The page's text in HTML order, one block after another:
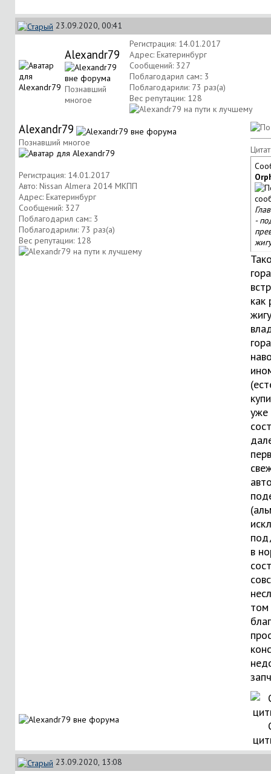
23.09.2020, 00:41
Alexandr79
Познавший
многое
Регистрация: 14.01.2017
Адрес: Екатеринбург
Сообщений: 327
Поблагодарил сам:: 3
Поблагодарили: 73 раз(а)
Вес репутации: 128
Alexandr79
Познавший многое
Регистрация: 14.01.2017
Авто: Nissan Almera 2014 МКПП
Адрес: Екатеринбург
Сообщений: 327
Поблагодарил сам:: 3
Поблагодарили: 73 раз(а)
Вес репутации: 128
-
как
уже
в
том
23.09.2020, 13:08